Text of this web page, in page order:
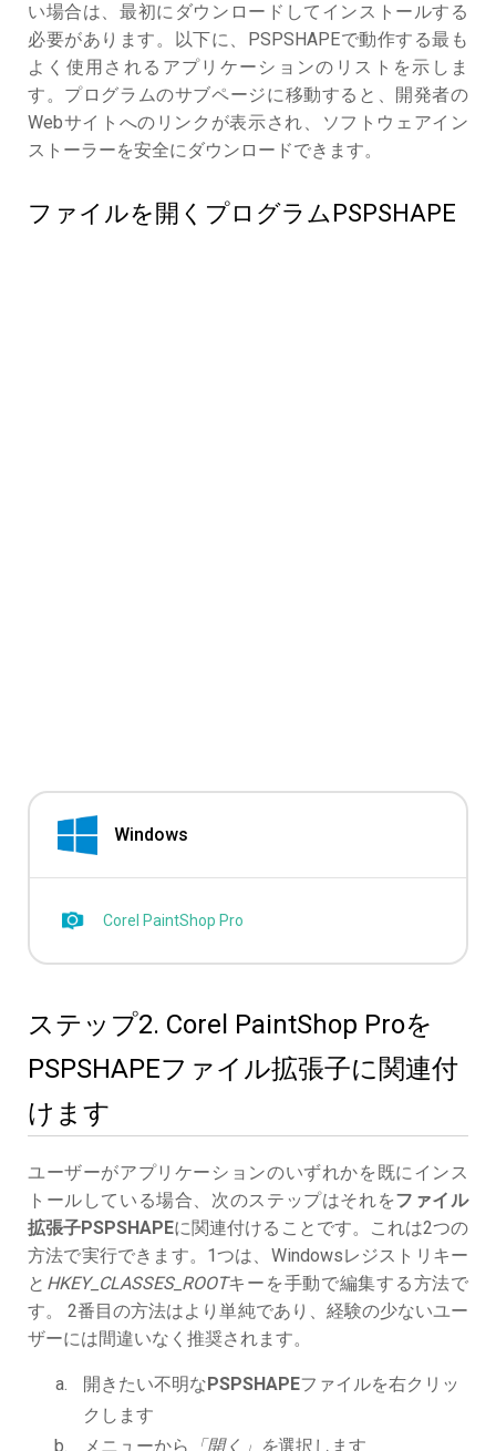
い場合は、最初にダウンロードしてインストールする
必要があります。以下に、PSPSHAPEで動作する最も
よく使用されるアプリケーションのリストを示しま
す。プログラムのサブページに移動すると、開発者の
Webサイトへのリンクが表示され、ソフトウェアイン
ストーラーを安全にダウンロードできます。
ファイルを開くプログラムPSPSHAPE
Windows
Corel PaintShop Pro
ステップ2. Corel PaintShop Proを
PSPSHAPEファイル拡張子に関連付
けます
ユーザーがアプリケーションのいずれかを既にインス
トールしている場合、次のステップはそれをファイル
拡張子PSPSHAPEに関連付けることです。これは2つの
方法で実行できます。1つは、Windowsレジストリキー
と HKEY_CLASSES_ROOTキーを手動で編集する方法で
す。 2番目の方法はより単純であり、経験の少ないユー
ザーには間違いなく推奨されます。
開きたい不明なPSPSHAPEファイルを右クリッ
クします
メニューから
「開く」を選択します